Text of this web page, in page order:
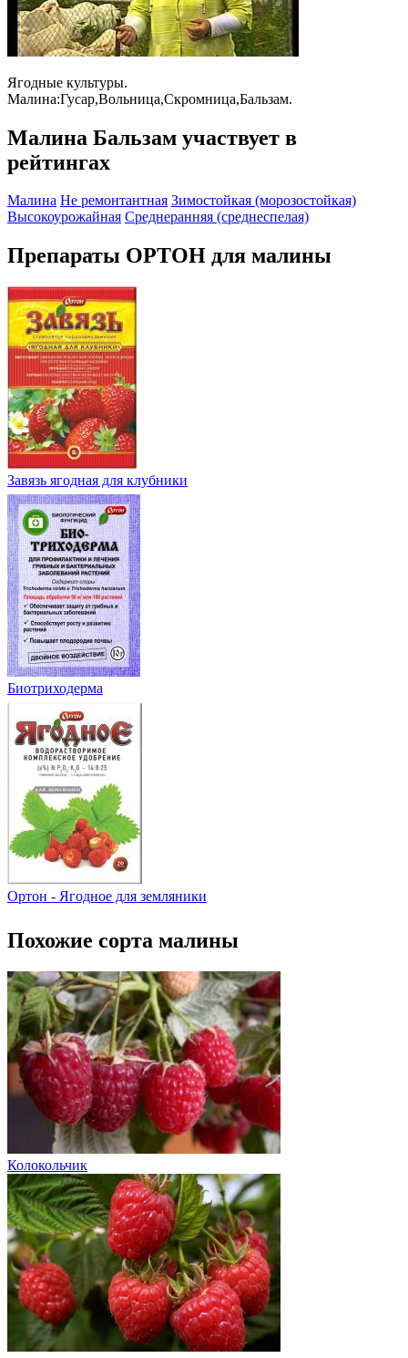
Ягодные культуры.
Малина:Гусар,Вольница,Скромница,Бальзам.
Малина Бальзам участвует в
рейтингах
Малина Не ремонтантная Зимостойкая (морозостойкая)
Высокоурожайная Среднеранняя (среднеспелая)
Препараты ОРТОН для малины
Завязь ягодная для клубники
Биотриходерма
Ортон - Ягодное для земляники
Похожие сорта малины
Колокольчик